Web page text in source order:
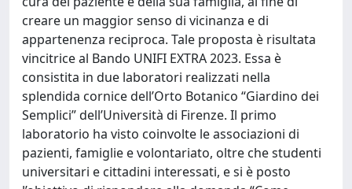
creare un maggior senso di vicinanza e di
appartenenza reciproca. Tale proposta è risultata
vincitrice al Bando UNIFI EXTRA 2023. Essa è
consistita in due laboratori realizzati nella
splendida cornice dell’Orto Botanico “Giardino dei
Semplici” dell’Università di Firenze. Il primo
laboratorio ha visto coinvolte le associazioni di
pazienti, famiglie e volontariato, oltre che studenti
universitari e cittadini interessati, e si è posto